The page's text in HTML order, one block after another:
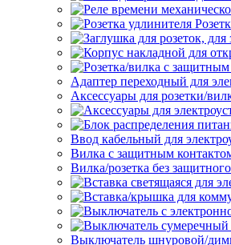
Адаптер переходный для
Аксессуары для розетки/
Ввод кабельный для
Вилка с защитным
Вилка/розетка без
Выключатель шнуровой/